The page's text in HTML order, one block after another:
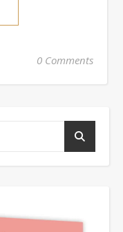
0 Comments